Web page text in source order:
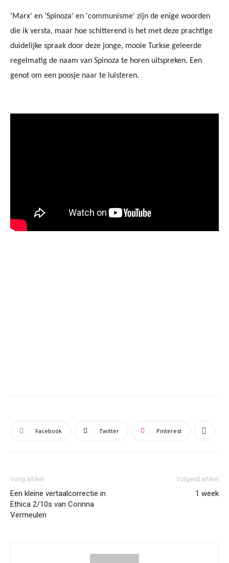
'Marx' en 'Spinoza' en 'communisme' zijn de enige woorden
die ik versta, maar hoe schitterend is het met deze prachtige
duidelijke spraak door deze jonge, mooie Turkse geleerde
regelmatig de naam van Spinoza te horen uitspreken. Een
genot om een poosje naar te luisteren.
Facebook Twitter Pinterest
Vorig artikel
Een kleine vertaalcorrectie in
Ethica 2/10s van Corinna
Vermeulen
Volgend artikel
1 week